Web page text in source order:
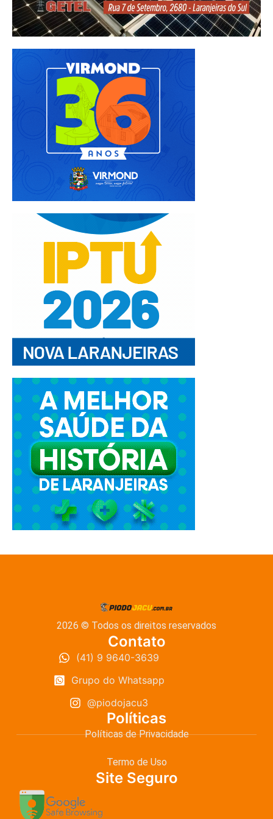
2026 © Todos os direitos reservados
Contato
(41) 9 9640-3639
Grupo do Whatsapp
@piodojacu3
Políticas
Políticas de Privacidade
Termo de Uso
Site Seguro